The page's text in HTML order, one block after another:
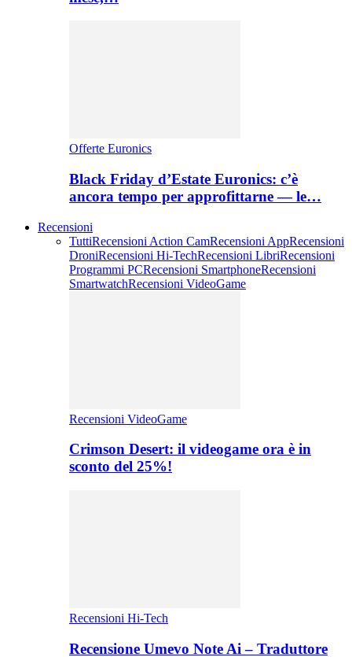
Offerte Euronics
Black Friday d’Estate Euronics: c’è
ancora tempo per approfittarne — le…
Recensioni
TuttiRecensioni Action CamRecensioni AppRecensioni
DroniRecensioni Hi-TechRecensioni LibriRecensioni
Programmi PCRecensioni SmartphoneRecensioni
SmartwatchRecensioni VideoGame
Recensioni VideoGame
Crimson Desert: il videogame ora è in
sconto del 25%!
Recensioni Hi-Tech
Recensione Umevo Note Ai – Traduttore